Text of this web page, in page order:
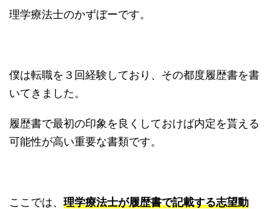
理学療法士のかずぼーです。
僕は転職を３回経験しており、その都度履歴書を書
いてきました。
履歴書で最初の印象を良くしておけば内定を貰える
可能性が高い重要な書類です。
ここでは、 理学療法士が履歴書で記載する志望動